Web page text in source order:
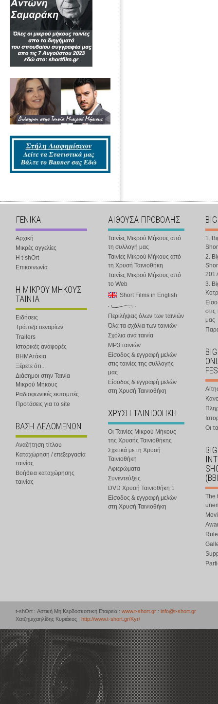
ΓΕΝΙΚΑ
Αρχική
Μικρές αγγελίες
Η t-shOrt
Επικοινωνία
Η ΜΙΚΡΟΥ ΜΗΚΟΥΣ
ΤΑΙΝΙΑ
Ειδήσεις
Τράπεζα σεναρίων
Trailers
Ιστορικές αναφορές
ΒΗΜΑτάκια
Ξέρετε ότι...
Διάσημοι στην Ταινία
Μικρού Μήκους
Ραδιοφωνικές εκπομπές
Προτάσεις για το site
ΒΑΣΗ ΔΕΔΟΜΕΝΩΝ
Αναζήτηση τίτλου
Καταχώρηση / επεξεργασία
ταινίας
Βοήθεια καταχώρησης
ταινίας
ΑΙΘΟΥΣΑ ΠΡΟΒΟΛΗΣ
Ταινίες Μικρού Μήκους από
τη συλλογή μας
Ταινίες Μικρού Μήκους από
τη Χρυσή Ταινιοθήκη
Ταινίες Μικρού Μήκους από
το Web
Short Films in English
Περιλήψεις όλων των ταινιών
Όλα τα σχόλια των ταινιών
Σχόλια ανά ταινία
MP3 ταινιών
Είσοδος & εγγραφή μελών
στις ταινίες της συλλογής
μας
Είσοδος & εγγραφή μελών
στη Χρυσή Ταινιοθήκη
ΧΡΥΣΗ ΤΑΙΝΙΟΘΗΚΗ
Οι Ταινίες Μικρού Μήκους
της Χρυσής Ταινιοθήκης
Σχετικά με τη Χρυσή
Ταινιοθήκη
Αφιερώματα
Συνεντεύξεις
DVD Χρυσή Ταινιοθήκη 1
Είσοδος & εγγραφή μελών
στη Χρυσή Ταινιοθήκη
1.
2.
3.
στις
μας
Οι
The
t-shOrt : Αστική Μη Κερδοσκοπική Εταιρεία : www.t-short.gr : info@t-short.gr
Χατζημιχαηλίδης Κυριάκος : http://www.t-short.gr/Kyr/